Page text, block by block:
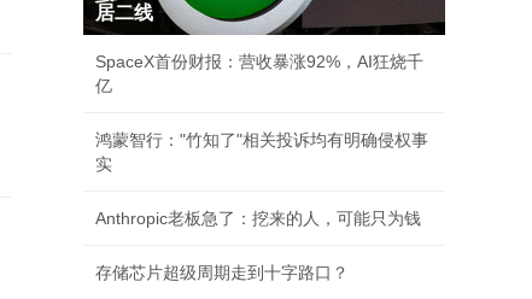
居二线
SpaceX首份财报：营收暴涨92%，AI狂烧千
亿
鸿蒙智行："竹知了"相关投诉均有明确侵权事
实
Anthropic老板急了：挖来的人，可能只为钱
存储芯片超级周期走到十字路口？